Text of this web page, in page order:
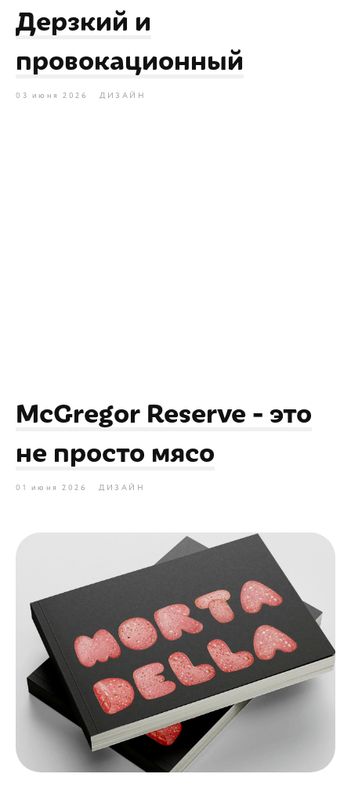
Дерзкий и
провокационный
03 июня 2026 ДИЗАЙН
McGregor Reserve - это
не просто мясо
01 июня 2026 ДИЗАЙН